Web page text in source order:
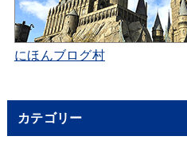
にほんブログ村
カテゴリー